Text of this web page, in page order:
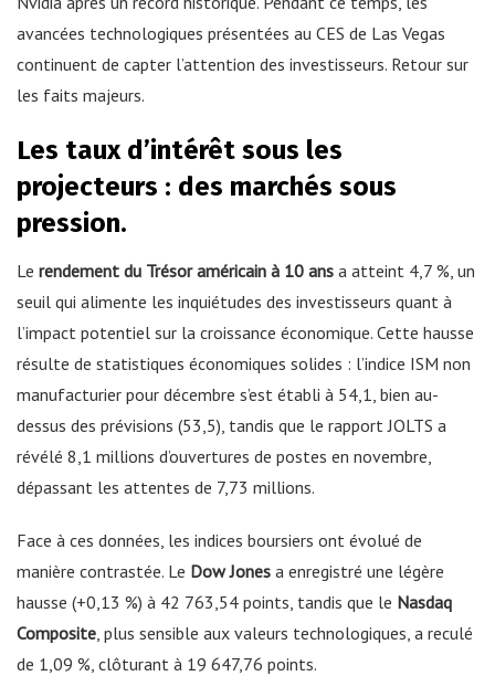
avancées technologiques présentées au CES de Las Vegas
continuent de capter l’attention des investisseurs. Retour sur
les faits majeurs.
Les taux d’intérêt sous les
projecteurs : des marchés sous
pression.
Le rendement du Trésor américain à 10 ans a atteint 4,7 %, un
seuil qui alimente les inquiétudes des investisseurs quant à
l’impact potentiel sur la croissance économique. Cette hausse
résulte de statistiques économiques solides : l’indice ISM non
manufacturier pour décembre s’est établi à 54,1, bien au-
dessus des prévisions (53,5), tandis que le rapport JOLTS a
révélé 8,1 millions d’ouvertures de postes en novembre,
dépassant les attentes de 7,73 millions.
Face à ces données, les indices boursiers ont évolué de
manière contrastée. Le Dow Jones a enregistré une légère
hausse (+0,13 %) à 42 763,54 points, tandis que le Nasdaq
Composite , plus sensible aux valeurs technologiques, a reculé
de 1,09 %, clôturant à 19 647,76 points.